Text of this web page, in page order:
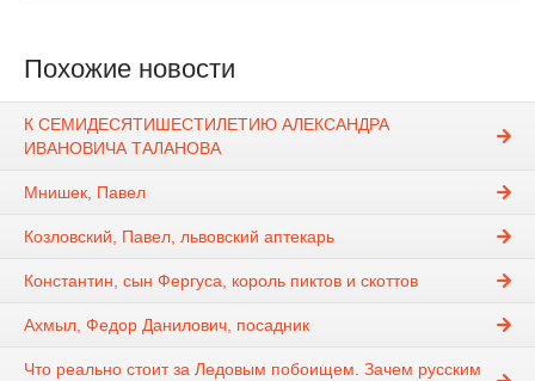
Похожие новости
К СЕМИДЕСЯТИШЕСТИЛЕТИЮ АЛЕКСАНДРА
ИВАНОВИЧА ТАЛАНОВА
Мнишек, Павел
Козловский, Павел, львовский аптекарь
Константин, сын Фергуса, король пиктов и скоттов
Ахмыл, Федор Данилович, посадник
Что реально стоит за Ледовым побоищем. Зачем русским